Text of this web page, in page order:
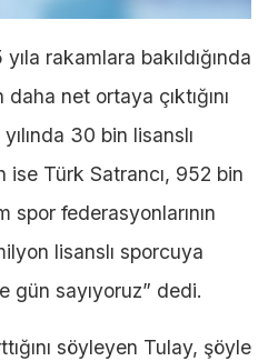
rakamlara bakıldığında
daha net ortaya çıktığını
30 bin lisanslı
ise Türk Satrancı, 952 bin
spor federasyonlarının
lisanslı sporcuya
gün sayıyoruz” dedi.
söyleyen Tulay, şöyle